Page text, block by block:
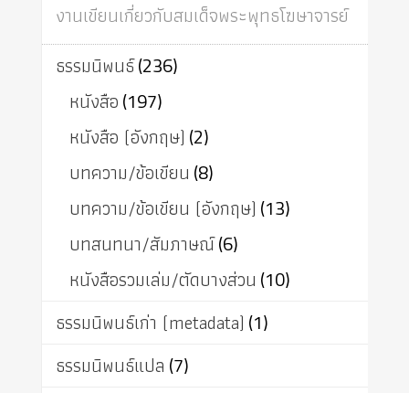
งานเขียนเกี่ยวกับสมเด็จพระพุทธโฆษาจารย์
ธรรมนิพนธ์(236)
หนังสือ(197)
หนังสือ (อังกฤษ) (2)
บทความ/ข้อเขียน (8)
บทความ/ข้อเขียน (อังกฤษ) (13)
บทสนทนา/สัมภาษณ์(6)
หนังสือรวมเล่ม/ตัดบางส่วน (10)
ธรรมนิพนธ์เก่า (metadata) (1)
ธรรมนิพนธ์แปล (7)